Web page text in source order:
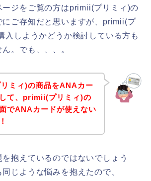
ージをご覧の方はprimii(プリミィ)の
にご存知だと思いますが、primii(プ
入しようかどうか検討している方も
。でも、、、。
ミィ)の商品をANAカー
て、primii(プリミィ)の
でANAカードが使えない
抱えているのではないでしょう
じような悩みを抱えたので、